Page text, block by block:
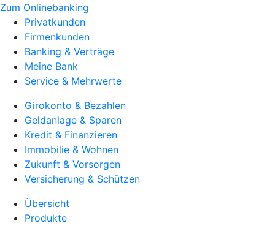
Zum Onlinebanking
Privatkunden
Firmenkunden
Banking & Verträge
Meine Bank
Service & Mehrwerte
Girokonto & Bezahlen
Geldanlage & Sparen
Kredit & Finanzieren
Immobilie & Wohnen
Zukunft & Vorsorgen
Versicherung & Schützen
Übersicht
Produkte